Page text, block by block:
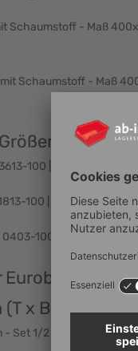
Schaumstoff - Maß
Schaumstoff - Maß
der
100 | Abm: (T x B x H):
100 | Abm: (T x B x
100 | Abm: (T x B x
(T x B x H) 400
- Set 1/2 Unterteilung**